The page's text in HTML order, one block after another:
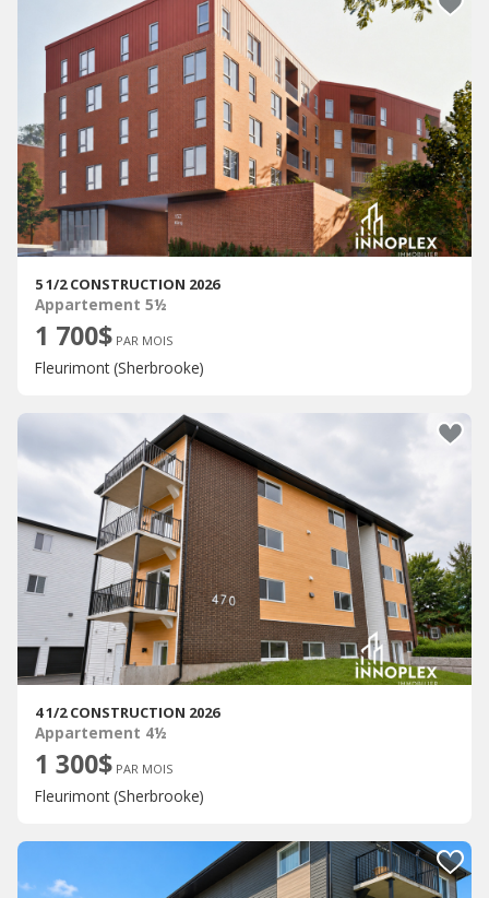
5 1/2 CONSTRUCTION 2026
Appartement 5½
1 700$ PAR MOIS
Fleurimont (Sherbrooke)
4 1/2 CONSTRUCTION 2026
Appartement 4½
1 300$ PAR MOIS
Fleurimont (Sherbrooke)